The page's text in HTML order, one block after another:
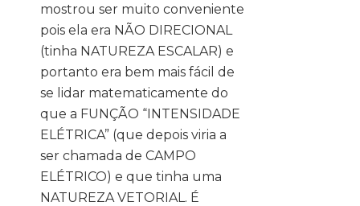
mostrou ser muito conveniente
pois ela era NÃO DIRECIONAL
(tinha NATUREZA ESCALAR) e
portanto era bem mais fácil de
se lidar matematicamente do
que a FUNÇÃO “INTENSIDADE
ELÉTRICA” (que depois viria a
ser chamada de CAMPO
ELÉTRICO) e que tinha uma
NATUREZA VETORIAL. É